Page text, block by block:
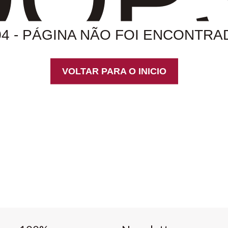
- PÁGINA NÃO FOI
VOLTAR PARA O INICIO